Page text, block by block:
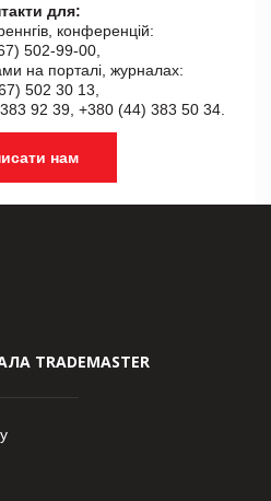
для:
конференцій:
502-99-00,
на порталі, журналах:
502 30 13,
92 39, +380 (44) 383 50 34.
нам
TRADEMASTER